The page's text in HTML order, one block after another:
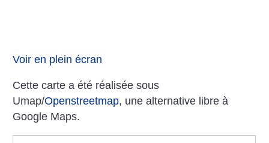
Voir en plein écran
Cette carte a été réalisée sous
Umap/Openstreetmap, une alternative libre à
Google Maps.